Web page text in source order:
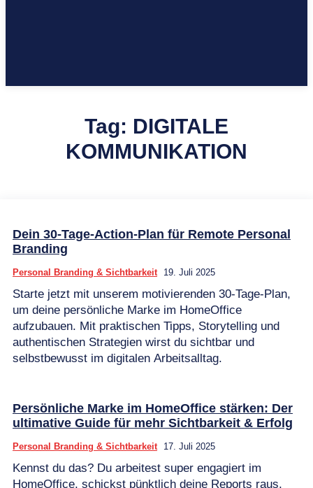
Tag: DIGITALE
KOMMUNIKATION
Dein 30-Tage-Action-Plan für Remote Personal
Branding
Personal Branding & Sichtbarkeit 19. Juli 2025
Starte jetzt mit unserem motivierenden 30-Tage-Plan,
um deine persönliche Marke im HomeOffice
aufzubauen. Mit praktischen Tipps, Storytelling und
authentischen Strategien wirst du sichtbar und
selbstbewusst im digitalen Arbeitsalltag.
Persönliche Marke im HomeOffice stärken: Der
ultimative Guide für mehr Sichtbarkeit & Erfolg
Personal Branding & Sichtbarkeit 17. Juli 2025
Kennst du das? Du arbeitest super engagiert im
HomeOffice, schickst pünktlich deine Reports raus,